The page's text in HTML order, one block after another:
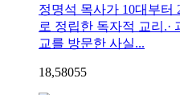
정명석 목사가 10대부터
로 정립한 독자적 교리.·
교를 방문한 사실...
18,58055